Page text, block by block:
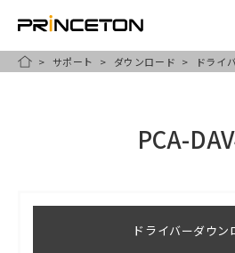
HOME
サポート ダウンロード ドライ
PCA-
ドライバーダウン